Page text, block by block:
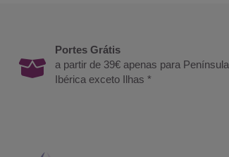
Portes Grátis
a partir de 39€ apenas para Península
Ibérica exceto Ilhas *